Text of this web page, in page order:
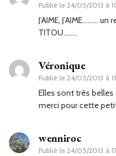
Publié le 24/05/2013 à
J’AIME, J’AIME………
TITOU……..
Véronique
Publié le 24/05/2013 à
Elles sont très belles
merci pour cette
wenniroc
Publié le 24/05/2013 à